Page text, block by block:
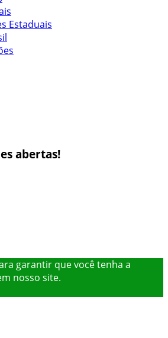
Estaduais
abertas!
garantir que você tenha a
nosso site.